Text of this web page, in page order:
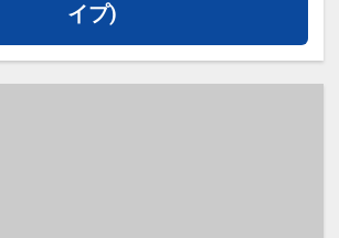
施設における「こども・添い
ついて】
イプ)